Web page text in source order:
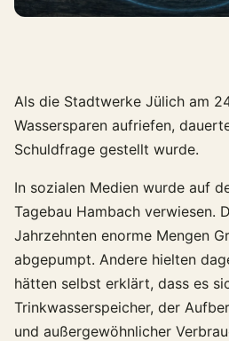
Als die Stadtwerke Jülich am
Wassersparen aufriefen,
Schuldfrage gestellt wurde.
In sozialen Medien wurde auf
Tagebau Hambach verwiesen.
Jahrzehnten enorme Mengen
abgepumpt. Andere hielten
hätten selbst erklärt, dass es
Trinkwasserspeicher, der
und außergewöhnlicher